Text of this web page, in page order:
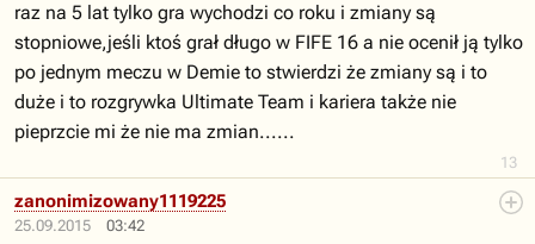
13
raz na 5 lat tylko gra wychodzi co roku i zmiany są
stopniowe,jeśli ktoś grał długo w FIFE 16 a nie ocenił ją tylko
po jednym meczu w Demie to stwierdzi że zmiany są i to
duże i to rozgrywka Ultimate Team i kariera także nie
pieprzcie mi że nie ma zmian......
25.09.2015 03:42
zanonimizowany1119225